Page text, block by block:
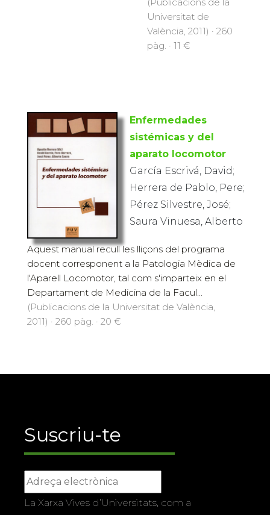
Universitat de
València, 2011) · 260
pàg. · 11 €
Enfermedades
sistémicas y del
aparato locomotor
García Escrivá, David;
Herrera de Pablo, Pere;
Pérez Silvestre, José;
Saura Vinuesa, Alberto
Aquest manual recull les lliçons del programa
docent corresponent a la Patologia Mèdica de
l'Aparell Locomotor, tal com s'imparteix en el
Departament de Medicina de la Facul...
(Publicacions de la Universitat de València,
2011) · 260 pàg. · 20 €
Suscriu-te
La Xarxa Vives d’Universitats, com a